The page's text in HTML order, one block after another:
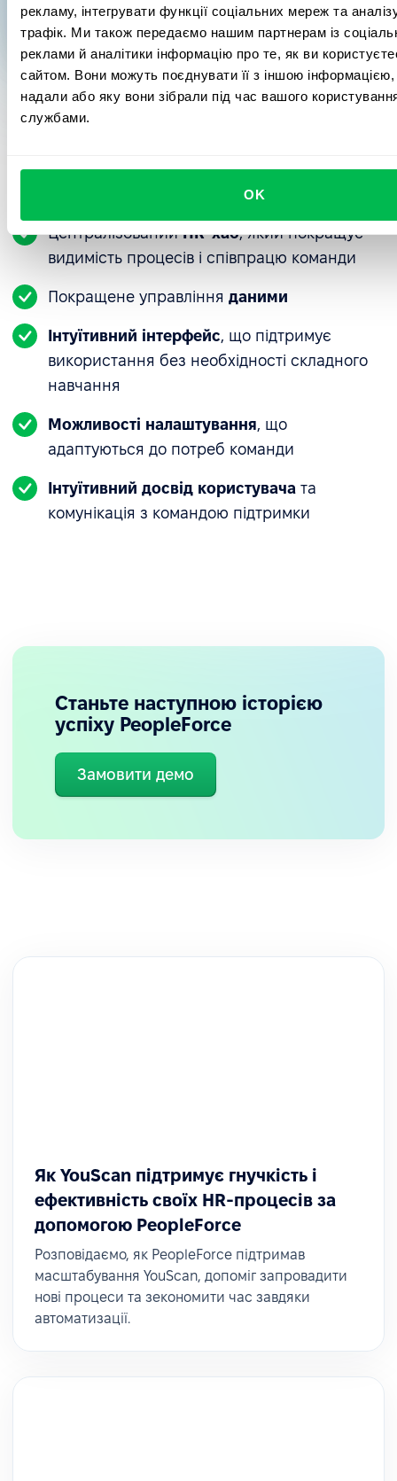
рекламу, інтегрувати функції соціальних мереж та
трафік. Ми також передаємо нашим партнерам із
реклами й аналітики інформацію про те, як ви
сайтом. Вони можуть поєднувати її з іншою інформацією,
надали або яку вони зібрали під час вашого
службами.
OK
Запуск внутрішніх опитувань
зворотного зв'язку
Компанія впровадила щоденні опитування
задоволеності та готує ширші внутрішні
Покращення видимості за допомогою
компанії. Її зрозумілість і легкий доступ
підпорядкування. Сучасний мінімалістичний
інтерфейс системи відповідає стилю бренду
Керівник напрямку комунікацій та
PeopleForce
ЦентралізованийHR-хаб, який покращує
видимість процесів і співпрацю команди
Покращене управління даними
Інтуїтивний інтерфейс, що підтримує
використання без необхідності складного
навчання
Можливості налаштування, що
адаптуються до потреб команди
Інтуїтивний досвід користувача та
комунікація з командою підтримки
Станьте наступною історією
успіху PeopleForce
Замовити демо
Як YouScan підтримує гнучкість і
ефективність своїх HR-процесів за
допомогою PeopleForce
Розповідаємо, як PeopleForce підтримав
масштабування YouScan, допоміг запровадити
нові процеси та зекономити час завдяки
автоматизації.